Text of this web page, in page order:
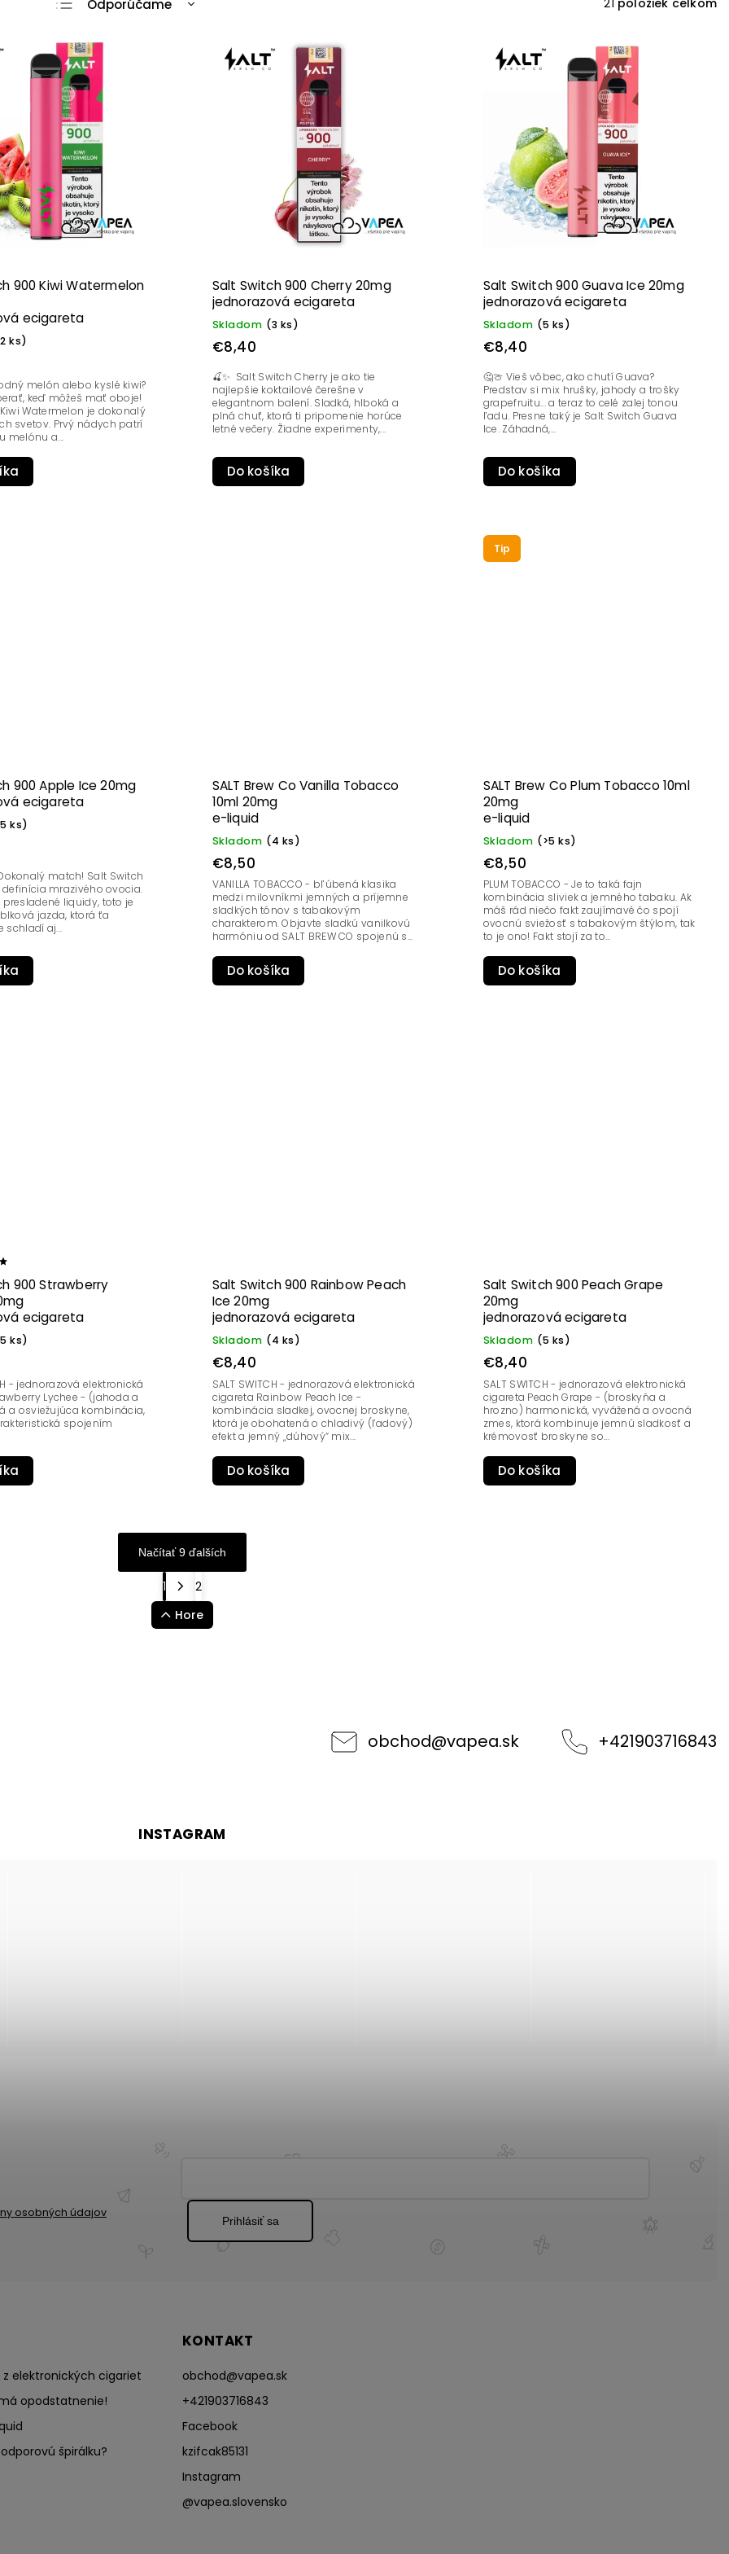
Odporúčame
Najdrahšie
Najpredávanejšie
Abecedne
900 Kiwi Watermelon
ecigareta
ks)
melón alebo kyslé kiwi?
keď môžeš mať oboje!
Watermelon je dokonalý
svetov. Prvý nádych patrí
melónu a...
Salt Switch 900 Cherry 20mg
jednorazová ecigareta
Skladom (3 ks)
€8,40
Do košíka
🍒✨ Salt Switch Cherry je ako tie
najlepšie koktailové čerešne v
elegantnom balení. Sladká, hlboká a
plná chuť, ktorá ti pripomenie horúce
letné večery. Žiadne experimenty,...
Salt Switch 900 Guava Ice 20mg
jednorazová ecigareta
Skladom (5 ks)
€8,40
Do košíka
🤔🍈 Vieš vôbec, ako chutí Guava?
Predstav si mix hrušky, jahody a trošky
grapefruitu... a teraz to celé zalej tonou
ľadu. Presne taký je Salt Switch Guava
Ice. Záhadná,...
900 Apple Ice 20mg
ecigareta
ks)
match! Salt Switch
definícia mrazivého ovocia.
liquidy, toto je
jazda, ktorá ťa
schladí aj...
SALT Brew Co Vanilla Tobacco
10ml 20mg
e-liquid
Skladom (4 ks)
€8,50
Do košíka
VANILLA TOBACCO - bľúbená klasika
medzi milovníkmi jemných a príjemne
sladkých tónov s tabakovým
charakterom. Objavte sladkú vanilkovú
harmóniu od SALT BREW CO spojenú s...
Tip
SALT Brew Co Plum Tobacco 10ml
20mg
e-liquid
Skladom (>5 ks)
€8,50
Do košíka
PLUM TOBACCO - Je to taká fajn
kombinácia sliviek a jemného tabaku. Ak
máš rád niečo fakt zaujímavé čo spojí
ovocnú sviežosť s tabakovým štýlom, tak
to je ono! Fakt stojí za to...
900 Strawberry
ecigareta
ks)
- jednorazová elektronická
a osviežujúca kombinácia,
spojením
Salt Switch 900 Rainbow Peach
Ice 20mg
jednorazová ecigareta
Skladom (4 ks)
€8,40
Do košíka
SALT SWITCH - jednorazová elektronická
cigareta Rainbow Peach Ice -
kombinácia sladkej, ovocnej broskyne,
ktorá je obohatená o chladivý (ľadový)
efekt a jemný „dúhový“ mix...
Salt Switch 900 Peach Grape
20mg
jednorazová ecigareta
Skladom (5 ks)
€8,40
Do košíka
SALT SWITCH - jednorazová elektronická
cigareta Peach Grape - (broskyňa a
hrozno) harmonická, vyvážená a ovocná
zmes, ktorá kombinuje jemnú sladkosť a
krémovosť broskyne so...
Načítať 9 ďalších
1
2
Hore
obchod@vapea.sk +421903716843
elektronických cigariet
opodstatnenie!
špirálku?
KONTAKT
obchod@vapea.sk
+421903716843
Facebook
kzifcak85131
Instagram
@vapea.slovensko
INSTAGRAM
osobných údajov
Prihlásiť sa